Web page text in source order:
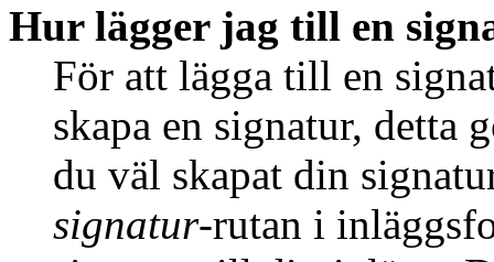
Hur lägger jag till en
För att lägga till en
skapa en signatur,
du väl skapat din
signatur-rutan i